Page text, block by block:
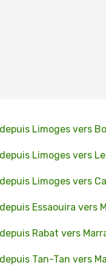
Limoges vers
Limoges vers
Limoges vers
Essaouira vers
Rabat vers
Tan-Tan vers